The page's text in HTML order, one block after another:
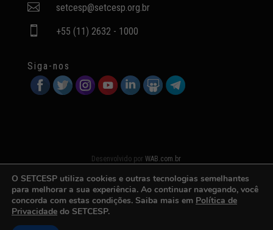
 setcesp@setcesp.org.br
 +55 (11) 2632 - 1000
Siga-nos
Desenvolvido porWAB.com.br
O SETCESP utiliza cookies e outras tecnologias semelhantes
para melhorar a sua experiência. Ao continuar navegando, você
concorda com estas condições. Saiba mais em Política de
Privacidade do SETCESP.